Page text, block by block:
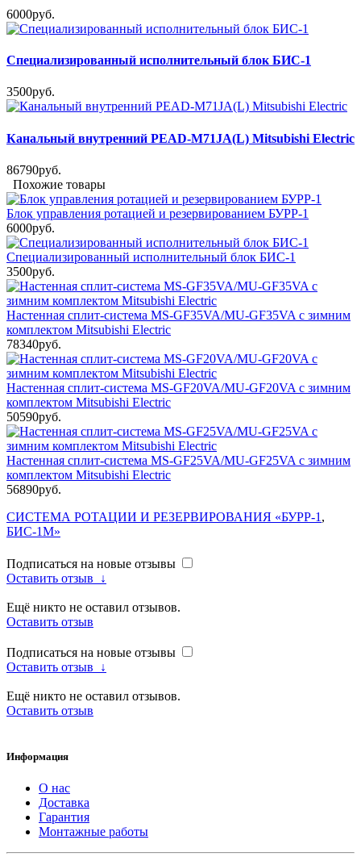
6000руб.
Специализированный исполнительный блок БИС-1
3500руб.
Канальный внутренний PEAD-M71JA(L) Mitsubishi Electric
86790руб.
Похожие товары
Блок управления ротацией и резервированием БУРР-1
6000руб.
Специализированный исполнительный блок БИС-1
3500руб.
Настенная сплит-система MS-GF35VA/MU-GF35VA с зимним
комплектом Mitsubishi Electric
78340руб.
Настенная сплит-система MS-GF20VA/MU-GF20VA с зимним
комплектом Mitsubishi Electric
50590руб.
Настенная сплит-система MS-GF25VA/MU-GF25VA с зимним
комплектом Mitsubishi Electric
56890руб.
СИСТЕМА РОТАЦИИ И РЕЗЕРВИРОВАНИЯ «БУРР-1 ,
БИС-1М»
Подписаться на новые отзывы
Оставить отзыв
↓
Ещё никто не оставил отзывов.
Оставить отзыв
Подписаться на новые отзывы
Оставить отзыв
↓
Ещё никто не оставил отзывов.
Оставить отзыв
Информация
О нас
Доставка
Гарантия
Монтажные работы